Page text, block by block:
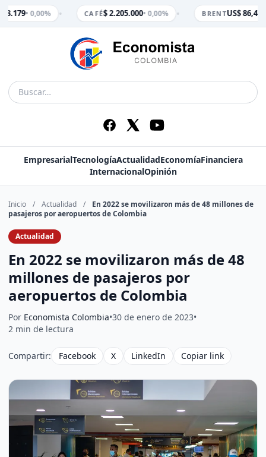
3.179• 0,00% CAFÉ$ 2.205.000• 0,00% BRENTUS$ 86,47
EmpresarialTecnologíaActualidadEconomíaFinanciera
InternacionalOpinión
Inicio / Actualidad /
En 2022 se movilizaron más de 48 millones de
pasajeros por aeropuertos de Colombia
Actualidad
En 2022 se movilizaron más de 48
millones de pasajeros por
aeropuertos de Colombia
Por Economista Colombia•30 de enero de 2023•
2 min de lectura
Compartir: Facebook X LinkedIn Copiar link